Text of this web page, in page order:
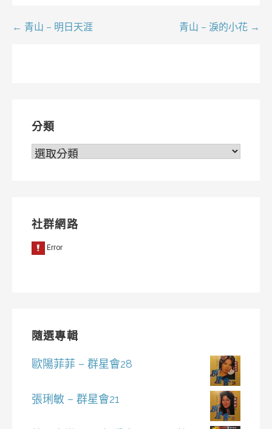
文← 青山 – 明日天涯 青山 – 淚的小花 →
分類
分
社群網路
隨選專輯
歐陽菲菲 – 群星會28
張琍敏 – 群星會21